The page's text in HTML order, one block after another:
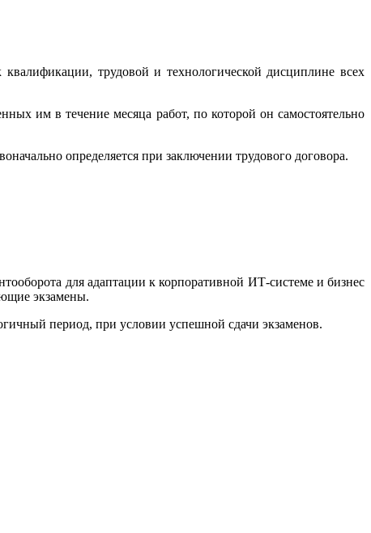
трудовой и технологической дисциплине всех
им в течение месяца работ, по которой он самостоятельно
определяется при заключении трудового договора.
для адаптации к корпоративной ИТ-системе и бизнес
экзамены.
период, при условии успешной сдачи экзаменов.